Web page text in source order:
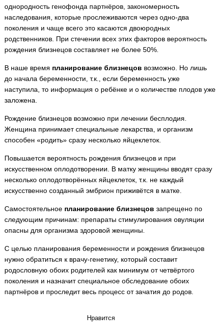
однородность генофонда партнёров, закономерность
наследования, которые прослеживаются через одно-два
поколения и чаще всего это касаются двоюродных
родственников. При стечении всех этих факторов вероятность
рождения близнецов составляет не более 50%.
В наше время планирование близнецов возможно. Но лишь
до начала беременности, т.к., если беременность уже
наступила, то информация о ребёнке и о количестве плодов уже
заложена.
Рождение близнецов возможно при лечении бесплодия.
Женщина принимает специальные лекарства, и организм
способен «родить» сразу несколько яйцеклеток.
Повышается вероятность рождения близнецов и при
искусственном оплодотворении. В матку женщины вводят сразу
несколько оплодотворённых яйцеклеток, т.к. не каждый
искусственно созданный эмбрион приживётся в матке.
Самостоятельное планирование близнецов запрещено по
следующим причинам: препараты стимулирования овуляции
опасны для организма здоровой женщины.
С целью планирования беременности и рождения близнецов
нужно обратиться к врачу-генетику, который составит
родословную обоих родителей как минимум от четвёртого
поколения и назначит специальное обследование обоих
партнёров и проследит весь процесс от зачатия до родов.
Нравится